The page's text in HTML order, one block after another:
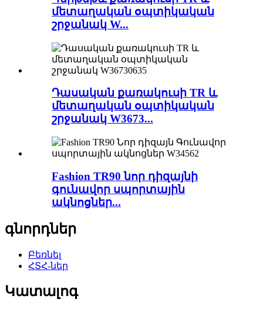
մետաղական օպտիկական
շրջանակ W...
Դասական քառակուսի TR և
մետաղական օպտիկական
շրջանակ W3673...
Fashion TR90 նոր դիզայնի
գունավոր սպորտային
ակնոցներ...
գնորդներ
Բեռնել
ՀՏՀ-ներ
Կատալոգ